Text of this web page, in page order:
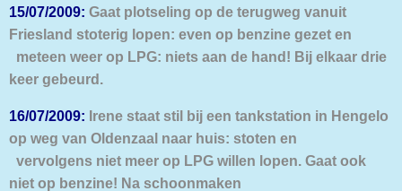
15/07/2009: Gaat plotseling op de terugweg vanuit
Friesland stoterig lopen: even op benzine gezet en
meteen weer op LPG: niets aan de hand! Bij elkaar drie
keer gebeurd.
16/07/2009: Irene staat stil bij een tankstation in Hengelo
op weg van Oldenzaal naar huis: stoten en
vervolgens niet meer op LPG willen lopen. Gaat ook
niet op benzine! Na schoonmaken